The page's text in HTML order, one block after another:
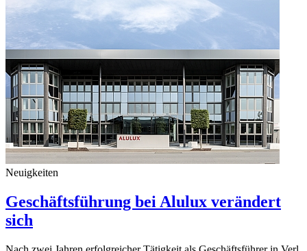
Neuigkeiten
Geschäftsführung bei Alulux verändert
sich